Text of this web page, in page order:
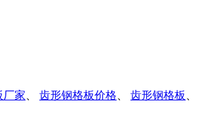
厂家、 齿形钢格板价格、 齿形钢格板 、